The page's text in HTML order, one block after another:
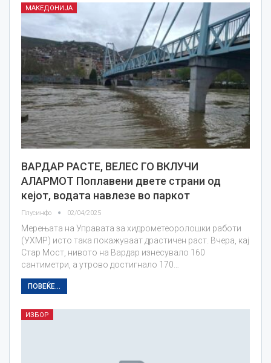
МАКЕДОНИЈА
ВАРДАР РАСТЕ, ВЕЛЕС ГО ВКЛУЧИ
АЛАРМОТ Поплавени двете страни од
кејот, водата навлезе во паркот
Плусинфо 02/04/2025
Мерењата на Управата за хидрометеоролошки работи
(УХМР) исто така покажуваат драстичен раст. Вчера, кај
Стар Мост, нивото на Вардар изнесувало 160
сантиметри, а утрово достигнало 170…
ПОВЕЌЕ...
ИЗБОР